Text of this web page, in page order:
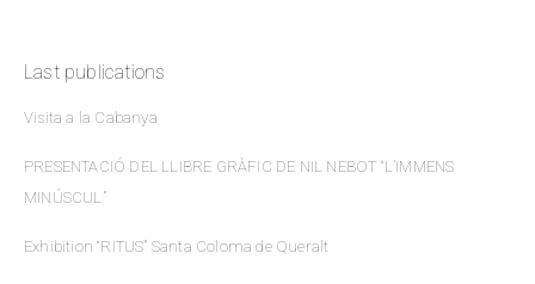
Last publications
Visita a la Cabanya
PRESENTACIÓ DEL LLIBRE GRÀFIC DE NIL NEBOT “L’IMMENS
MINÚSCUL”
Exhibition “RITUS” Santa Coloma de Queralt